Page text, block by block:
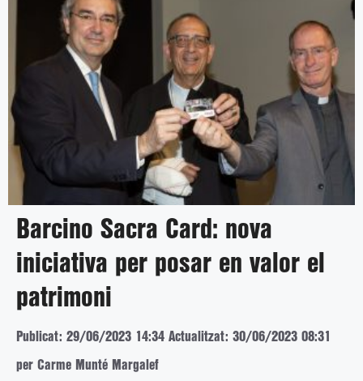
Barcino Sacra Card: nova
iniciativa per posar en valor el
patrimoni
Publicat: 29/06/2023 14:34 Actualitzat: 30/06/2023 08:31
per Carme Munté Margalef